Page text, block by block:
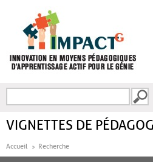
FORMULAIRE DE
VIGNETTES DE
Accueil Recherche